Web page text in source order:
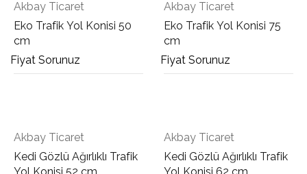
Akbay Ticaret
Eko Trafik Yol Konisi 50
cm
Fiyat Sorunuz
Akbay Ticaret
Eko Trafik Yol Konisi 75
cm
Fiyat Sorunuz
Akbay Ticaret
Kedi Gözlü Ağırlıklı Trafik
Akbay Ticaret
Kedi Gözlü Ağırlıklı Trafik